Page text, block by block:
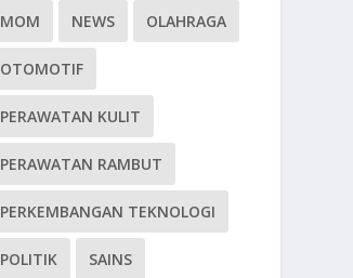
MOM NEWS OLAHRAGA
OTOMOTIF
PERAWATAN KULIT
PERAWATAN RAMBUT
PERKEMBANGAN TEKNOLOGI
POLITIK SAINS